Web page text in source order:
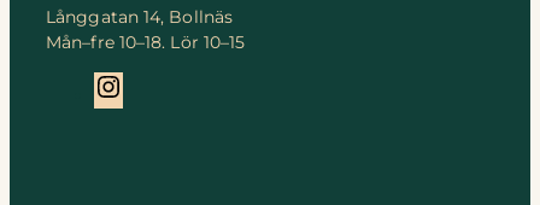
Långgatan 14, Bollnäs
Mån–fre 10–18. Lör 10–15